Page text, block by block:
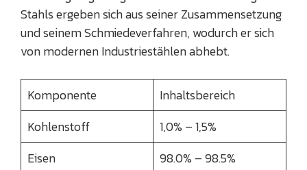
Stahls ergeben sich aus seiner Zusammensetzung
und seinem Schmiedeverfahren, wodurch er sich
von modernen Industriestählen abhebt.
Komponente
Inhaltsbereich
Kohlenstoff
1,0% – 1,5%
Eisen
98.0% – 98.5%